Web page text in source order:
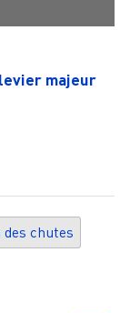
majeur
chutes